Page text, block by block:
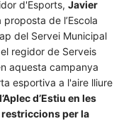
d'Esports, Javier
de l’Escola
del Servei Municipal
regidor de Serveis
aquesta campanya
esportiva a l'aire lliure
d’Estiu en les
per la